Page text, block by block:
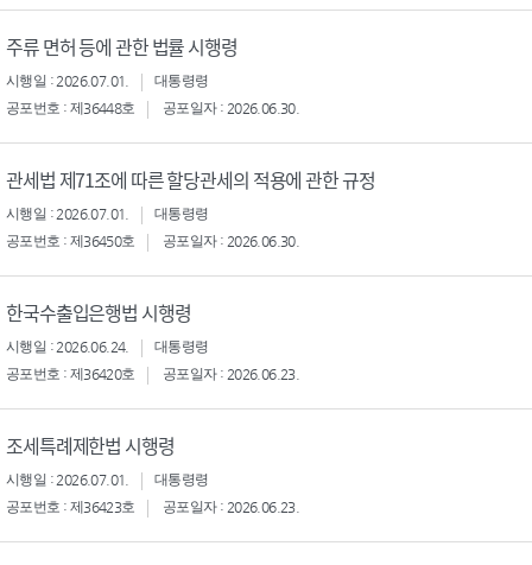
주류 면허 등에 관한 법률 시행령
시행일 : 2026.07.01.
대통령령
공포번호 : 제36448호
공포일자 : 2026.06.30.
관세법 제71조에 따른 할당관세의 적용에 관한 규정
시행일 : 2026.07.01.
대통령령
공포번호 : 제36450호
공포일자 : 2026.06.30.
한국수출입은행법 시행령
시행일 : 2026.06.24.
대통령령
공포번호 : 제36420호
공포일자 : 2026.06.23.
조세특례제한법 시행령
시행일 : 2026.07.01.
대통령령
공포번호 : 제36423호
공포일자 : 2026.06.23.